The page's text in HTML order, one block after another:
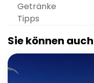
Getränke
Tipps
Sie können